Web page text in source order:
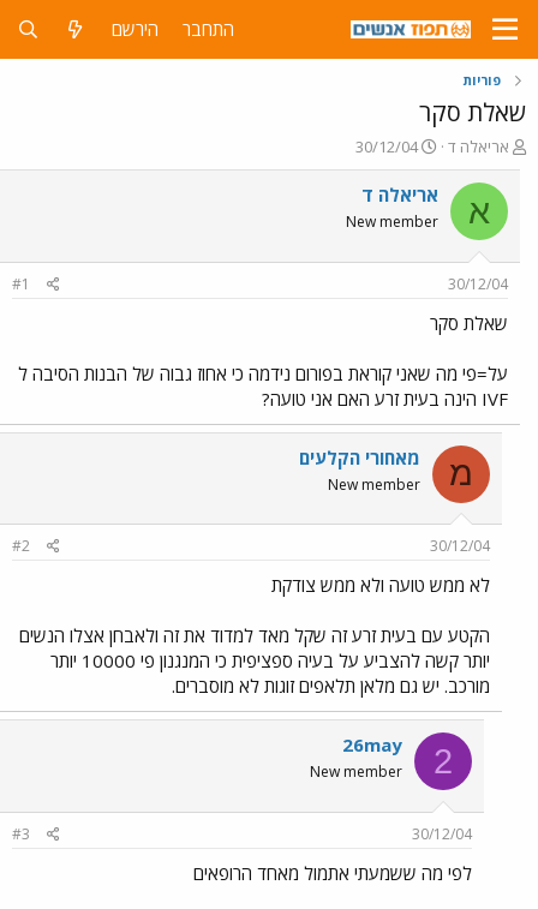
התחבר הירשם
פוריות
שאלת סקר
פ
ו
ת
ח
ה
ש
א
אריאלה ד
פ
ו
ר
ס
ם
30/12/04
א אריאלה ד
New member
30/12/04
#1
שאלת סקר
על=פי מה שאני קוראת בפורום נידמה כי אחוז גבוה של הבנות הסיבה ל
IVF הינה בעית זרע האם אני טועה?
מ מאחורי הקלעים
New member
30/12/04
#2
לא ממש טועה ולא ממש צודקת
הקטע עם בעית זרע זה שקל מאד למדוד את זה ולאבחן אצלו הנשים
יותר קשה להצביע על בעיה ספציפית כי המנגנון פי 10000 יותר
מורכב. יש גם מלאן תלאפים זוגות לא מוסברים.
2
26may
New member
30/12/04
#3
לפי מה ששמעתי אתמול מאחד הרופאים